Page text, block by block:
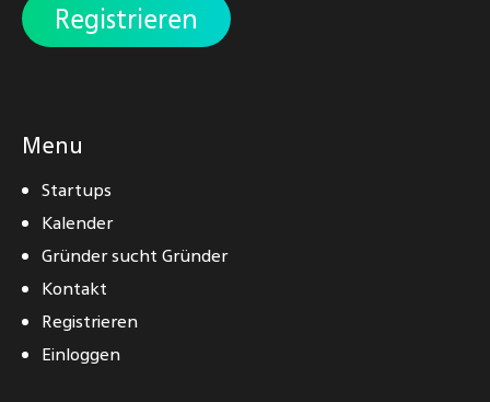
Registrieren
Menu
Startups
Kalender
Gründer sucht Gründer
Kontakt
Registrieren
Einloggen